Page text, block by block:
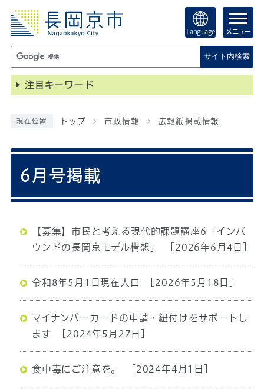
Language メニュー
サイト内検索
注目キーワード
現在位置 トップ 市政情報 広報紙掲載情報
6月号掲載
【募集】市民と考える現代的課題講座6「インバ
ウンドの長岡京モデル構想」
[2026年6月4日]
令和8年5月1日現在人口 [2026年5月18日]
マイナンバーカードの申請・紐付けをサポートし
ます
[2024年5月27日]
食中毒にご注意を。 [2024年4月1日]